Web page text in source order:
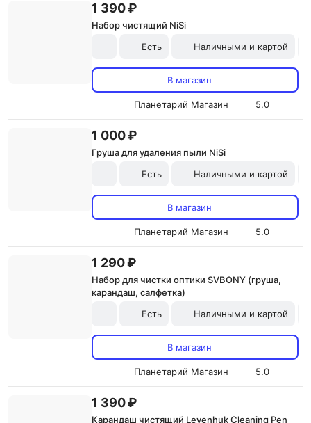
1 390 ₽
Набор чистящий NiSi
Есть
Наличными и картой
В магазин
Планетарий Магазин 5.0
1 000 ₽
Груша для удаления пыли NiSi
Есть
Наличными и картой
В магазин
Планетарий Магазин 5.0
1 290 ₽
Набор для чистки оптики SVBONY (груша,
карандаш, салфетка)
Есть
Наличными и картой
В магазин
Планетарий Магазин 5.0
1 390 ₽
Карандаш чистящий Levenhuk Cleaning Pen